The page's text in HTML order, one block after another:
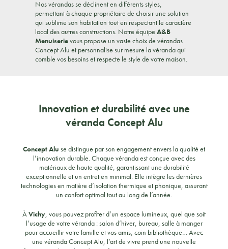
Nos vérandas se déclinent en différents styles,
permettant à chaque propriétaire de choisir une solution
qui sublime son habitation tout en respectant le caractère
local des autres constructions. Notre équipeA&B
Menuiserievous propose un vaste choix de vérandas
Concept Alu et personnalise sur mesure la véranda qui
comble vos besoins et respecte le style de votre maison.
Innovation et durabilité avec une
véranda Concept Alu
Concept Alu se distingue par son engagement envers la qualité et
l’innovation durable. Chaque véranda est conçue avec des
matériaux de haute qualité, garantissant une durabilité
exceptionnelle et un entretien minimal. Elle intègre les dernières
technologies en matière d’isolation thermique et phonique, assurant
un confort optimal tout au long de l’année.
ÀVichy, vous pouvez profiter d’un espace lumineux, quel que soit
l’usage de votre véranda : salon d’hiver, bureau, salle à manger
pour accueillir votre famille et vos amis, coin bibliothèque… Avec
une véranda Concept Alu, l’art de vivre prend une nouvelle